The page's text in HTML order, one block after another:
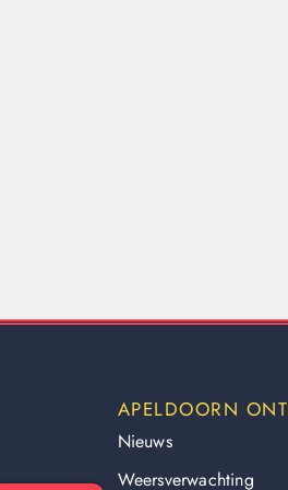
APELDOORN
Nieuws
Weersverwachting